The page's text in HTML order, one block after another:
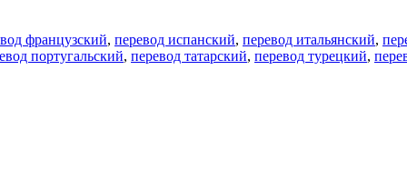
французский, перевод испанский, перевод итальянский,
португальский, перевод татарский, перевод турецкий,